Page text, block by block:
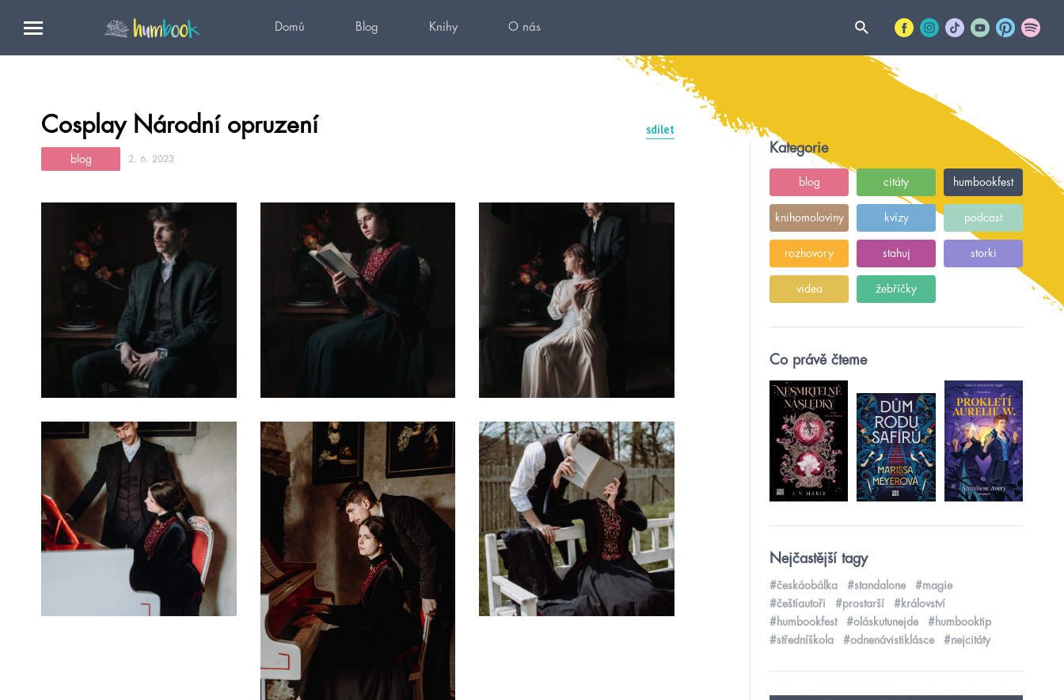
Domů Blog Knihy O nás
Cosplay Národní opruzení sdílet
blog 2. 6. 2023
Kategorie
blog citáty humbookfest
knihomoloviny kvízy podcast
rozhovory stahuj storki
videa žebříčky
Co právě čteme
Nejčastější tagy
#českáobálka #standalone
#magie
#češtíautoři
#prostarší
#království
#humbookfest
#oláskutunejde
#humbooktip
#středníškola
#odnenávistiklásce #nejcitáty